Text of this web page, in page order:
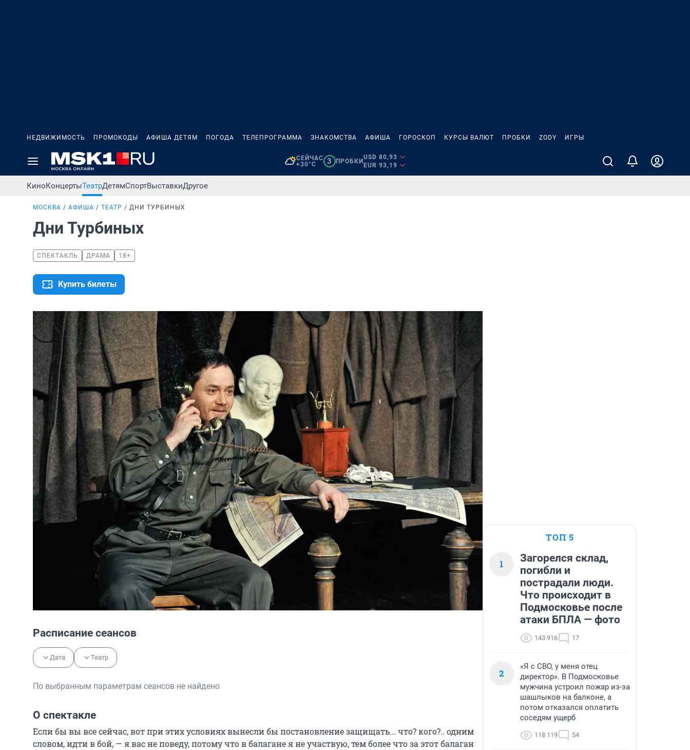
НЕДВИЖИМОСТЬ ПРОМОКОДЫ АФИША ДЕТЯМ ПОГОДА ТЕЛЕПРОГРАММА ЗНАКОМСТВА АФИША ГОРОСКОП КУРСЫ ВАЛЮТ ПРОБКИ ZODY ИГРЫ
СЕЙЧАС
+30°C
3 ПРОБКИ
USD 80,93
EUR 93,19
КиноКонцертыТеатрДетямСпортВыставкиДругое
МОСКВА АФИША ТЕАТР ДНИ ТУРБИНЫХ
Дни Турбиных
СПЕКТАКЛЬ ДРАМА 18+
Купить билеты
Расписание сеансов
Дата Театр
По выбранным параметрам сеансов не найдено
О спектакле
Если бы вы все сейчас, вот при этих условиях вынесли бы постановление защищать... что? кого?.. одним
словом, идти в бой, — я вас не поведу, потому что в балагане я не участвую, тем более что за этот балаган
ТОП 5
1
Загорелся склад,
погибли и
пострадали люди.
Что происходит в
Подмосковье после
атаки БПЛА — фото
143 916 17
2
«Я с СВО, у меня отец
директор». В Подмосковье
мужчина устроил пожар из-за
шашлыков на балконе, а
потом отказался оплатить
соседям ущерб
118 119 54